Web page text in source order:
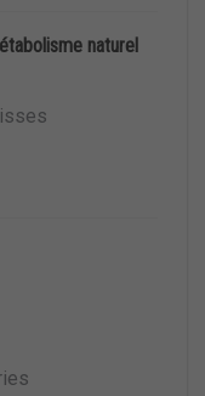
naturel